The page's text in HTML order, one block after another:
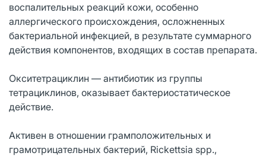
воспалительных реакций кожи, особенно
аллергического происхождения, осложненных
бактериальной инфекцией, в результате суммарного
действия компонентов, входящих в состав препарата.
Окситетрациклин — антибиотик из группы
тетрациклинов, оказывает бактериостатическое
действие.
Активен в отношении грамположительных и
грамотрицательных бактерий, Rickettsia spp.,